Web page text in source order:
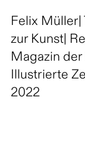
Felix
zur Kunst|
Magazin
Illustrierte
2022